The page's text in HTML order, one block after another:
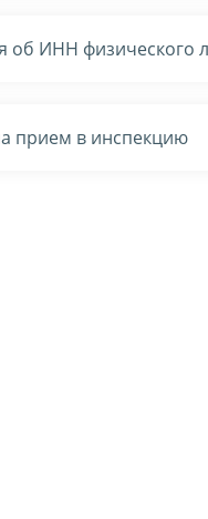
об ИНН физического
прием в инспекцию